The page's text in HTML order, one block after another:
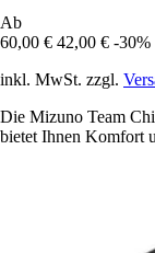
Ab
60,00 € 42,00 € -30%
inkl. MwSt. zzgl.
Die Mizuno Team
bietet Ihnen Komfort